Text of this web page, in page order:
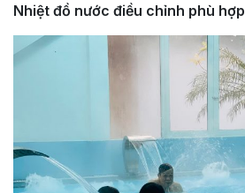
Nhiệt đồ nước điều chỉnh phù hợp